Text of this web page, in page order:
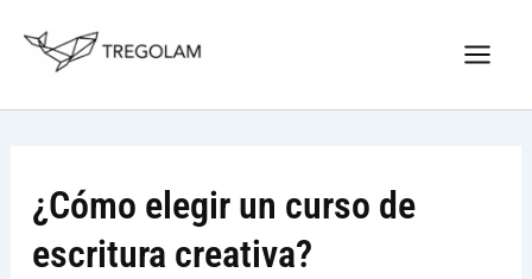
¿Cómo elegir un curso de
escritura creativa?